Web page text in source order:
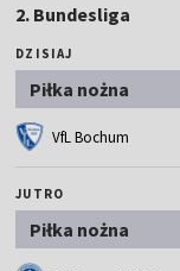
2. Bundesliga
DZISIAJ
Piłka nożna
VfL Bochum
JUTRO
Piłka nożna